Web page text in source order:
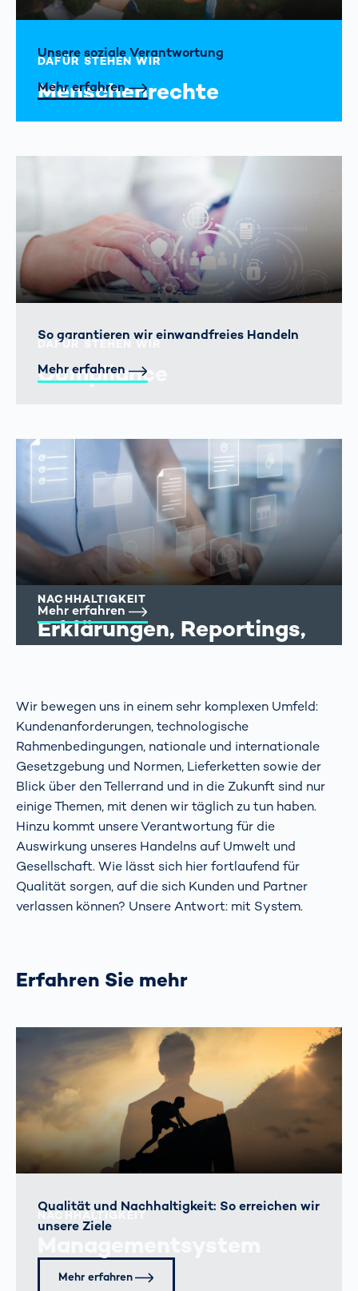
DAFÜR STEHEN WIR
Menschenrechte
Unsere soziale Verantwortung
Mehr erfahren
DAFÜR STEHEN WIR
Compliance
So garantieren wir einwandfreies Handeln
Mehr erfahren
NACHHALTIGKEIT
Erklärungen, Reportings,
Mehr erfahren
Wir bewegen uns in einem sehr komplexen Umfeld:
Kundenanforderungen, technologische
Rahmenbedingungen, nationale und internationale
Gesetzgebung und Normen, Lieferketten sowie der
Blick über den Tellerrand und in die Zukunft sind nur
einige Themen, mit denen wir täglich zu tun haben.
Hinzu kommt unsere Verantwortung für die
Auswirkung unseres Handelns auf Umwelt und
Gesellschaft. Wie lässt sich hier fortlaufend für
Qualität sorgen, auf die sich Kunden und Partner
verlassen können? Unsere Antwort: mit System.
Erfahren Sie mehr
NACHHALTIGKEIT
Qualität und Nachhaltigkeit: So erreichen wir
unsere Ziele
Mehr erfahren